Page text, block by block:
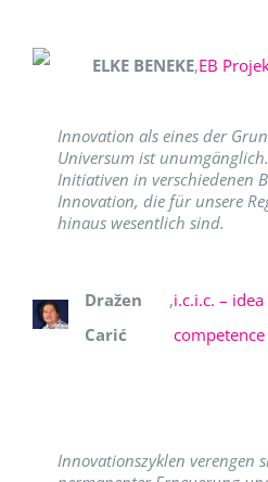
ELKE BENEKE,EB
Innovation als eines der
Universum ist
Initiativen in verschiedenen
Innovation, die für unsere
hinaus wesentlich sind.
Dražen
Carić
,i.c.i.c. –
competence
Innovationszyklen verengen